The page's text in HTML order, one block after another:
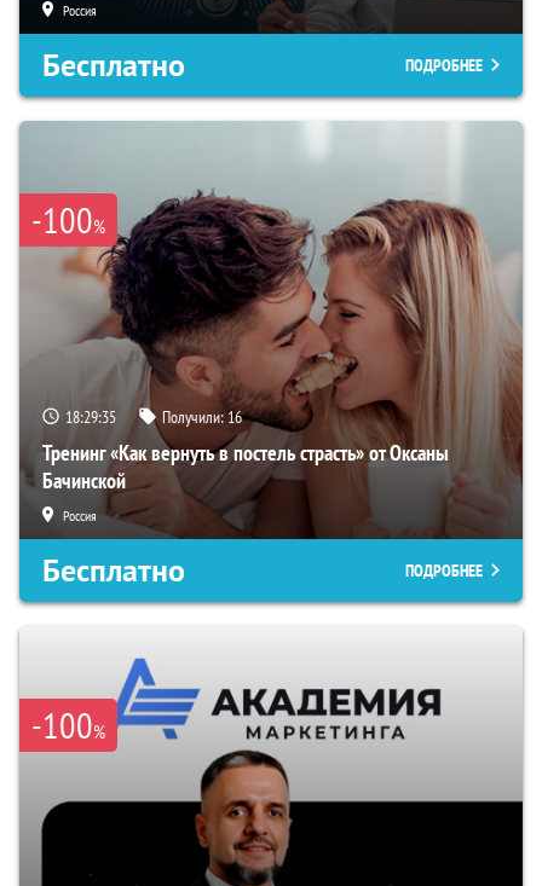
Россия
Бесплатно ПОДРОБНЕЕ
-100%
18:29:34 Получили:16
Тренинг «Как вернуть в постель страсть» от Оксаны
Бачинской
Россия
Бесплатно ПОДРОБНЕЕ
-100%